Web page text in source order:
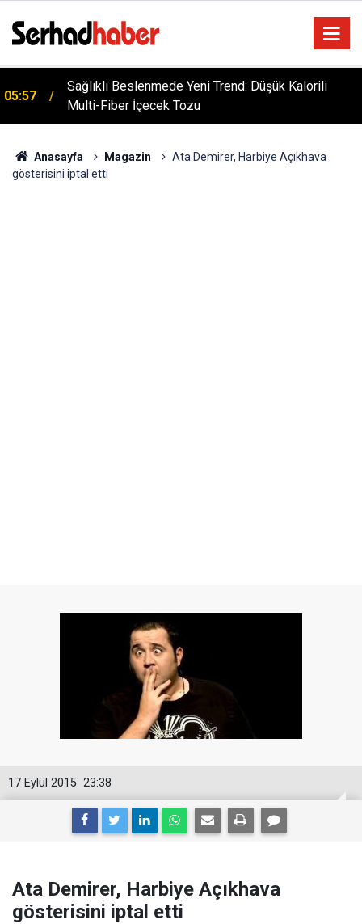
05:57
Sağlıklı Beslenmede Yeni Trend: Düşük Kalorili
Multi-Fiber İçecek Tozu
Anasayfa Magazin
Ata Demirer, Harbiye Açıkhava
gösterisini iptal etti
23:38
17 Eylül 2015
Ata Demirer, Harbiye Açıkhava
gösterisini iptal etti